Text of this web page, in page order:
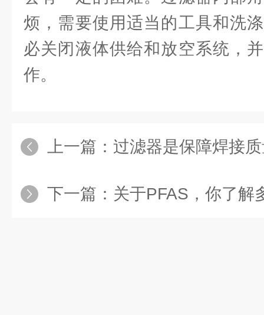
烦，需要使用适当的工具和洗
必关闭液体供给和放空系统，
作。
上一篇： 过滤器是保障焊接
下一篇： 关于PFAS，你了解